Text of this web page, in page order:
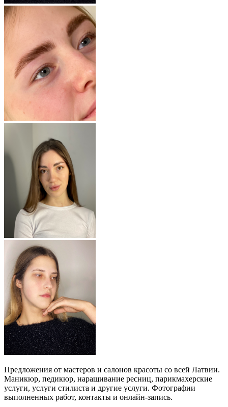
Предложения от мастеров и салонов красоты со всей Латвии.
Маникюр, педикюр, наращивание ресниц, парикмахерские
услуги, услуги стилиста и другие услуги. Фотографии
выполненных работ, контакты и онлайн-запись.